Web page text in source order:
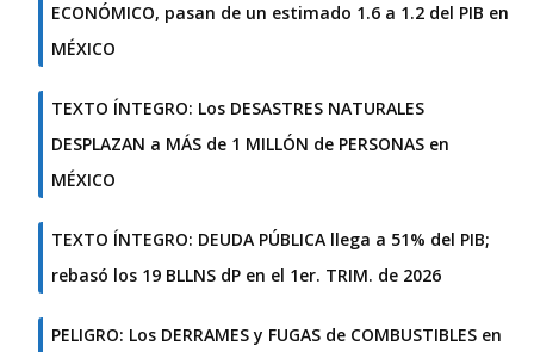
ECONÓMICO, pasan de un estimado 1.6 a 1.2 del PIB en
MÉXICO
TEXTO ÍNTEGRO: Los DESASTRES NATURALES
DESPLAZAN a MÁS de 1 MILLÓN de PERSONAS en
MÉXICO
TEXTO ÍNTEGRO: DEUDA PÚBLICA llega a 51% del PIB;
rebasó los 19 BLLNS dP en el 1er. TRIM. de 2026
PELIGRO: Los DERRAMES y FUGAS de COMBUSTIBLES en